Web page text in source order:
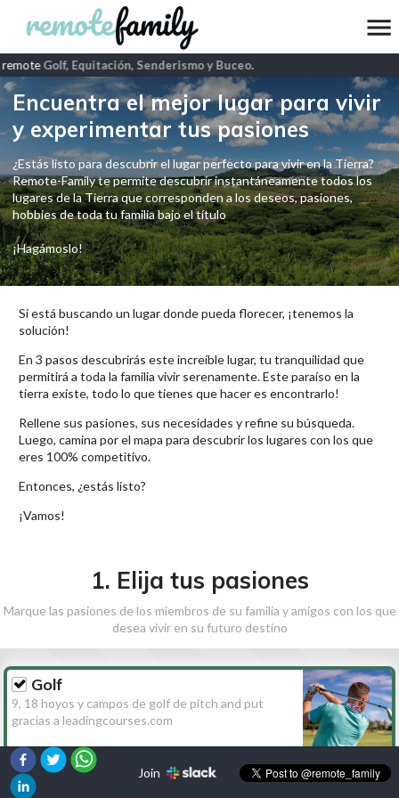
Golf, Equitación, Senderismo y Buceo.
Encuentra el mejor lugar para vivir
y experimentar tus pasiones
¿Estás listo para descubrir el lugar perfecto para vivir en la Tierra?
Remote-Family te permite descubrir instantáneamente todos los
lugares de la Tierra que corresponden a los deseos, pasiones,
hobbies de toda tu familia bajo el título
¡Hagámoslo!
Si está buscando un lugar donde pueda florecer, ¡tenemos la
solución!
En 3 pasos descubrirás este increíble lugar, tu tranquilidad que
permitirá a toda la familia vivir serenamente. Este paraíso en la
tierra existe, todo lo que tienes que hacer es encontrarlo!
Rellene sus pasiones, sus necesidades y refine su búsqueda.
Luego, camina por el mapa para descubrir los lugares con los que
eres 100% competitivo.
Entonces, ¿estás listo?
¡Vamos!
1. Elija tus pasiones
Marque las pasiones de los miembros de su familia y amigos con los que
desea vivir en su futuro destino
Golf
9, 18 hoyos y campos de golf de pitch and put
gracias a leadingcourses.com
Senderismo
Join